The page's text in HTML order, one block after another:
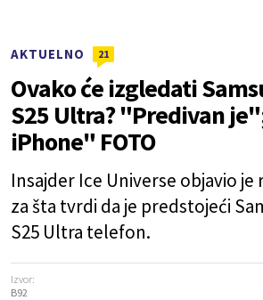
AKTUELNO 21
Ovako će izgledati
S25 Ultra? "Predivan
iPhone" FOTO
Insajder Ice Universe objavio
za šta tvrdi da je predstojeći
S25 Ultra telefon.
Izvor:
B92